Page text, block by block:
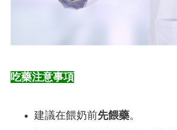
吃藥注意事項
建議在餵奶前先餵藥。